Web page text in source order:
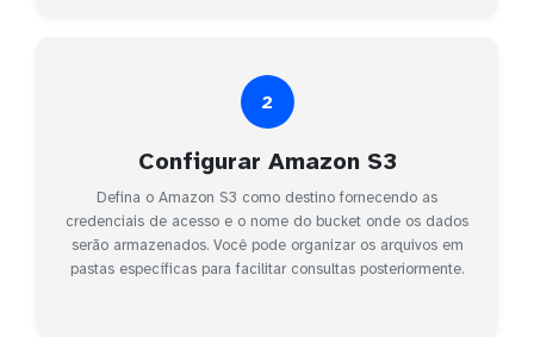
2
Configurar Amazon S3
Defina o Amazon S3 como destino fornecendo as
credenciais de acesso e o nome do bucket onde os dados
serão armazenados. Você pode organizar os arquivos em
pastas específicas para facilitar consultas posteriormente.